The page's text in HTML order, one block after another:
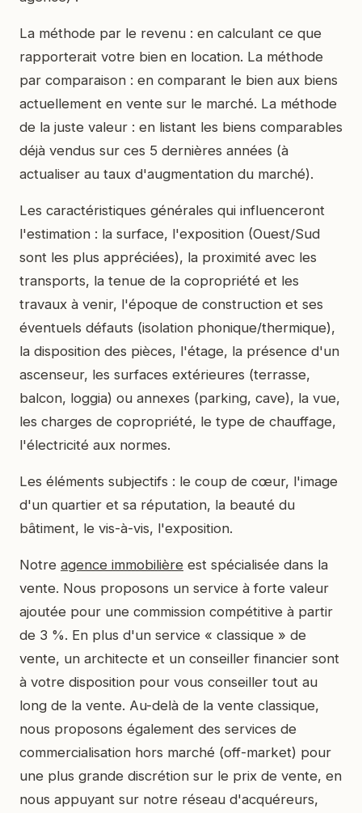
La méthode par le revenu : en calculant ce que
rapporterait votre bien en location. La méthode
par comparaison : en comparant le bien aux biens
actuellement en vente sur le marché. La méthode
de la juste valeur : en listant les biens comparables
déjà vendus sur ces 5 dernières années (à
actualiser au taux d'augmentation du marché).
Les caractéristiques générales qui influenceront
l'estimation : la surface, l'exposition (Ouest/Sud
sont les plus appréciées), la proximité avec les
transports, la tenue de la copropriété et les
travaux à venir, l'époque de construction et ses
éventuels défauts (isolation phonique/thermique),
la disposition des pièces, l'étage, la présence d'un
ascenseur, les surfaces extérieures (terrasse,
balcon, loggia) ou annexes (parking, cave), la vue,
les charges de copropriété, le type de chauffage,
l'électricité aux normes.
Les éléments subjectifs : le coup de cœur, l'image
d'un quartier et sa réputation, la beauté du
bâtiment, le vis-à-vis, l'exposition.
Notre agence immobilière est spécialisée dans la
vente. Nous proposons un service à forte valeur
ajoutée pour une commission compétitive à partir
de 3 %. En plus d'un service « classique » de
vente, un architecte et un conseiller financier sont
à votre disposition pour vous conseiller tout au
long de la vente. Au-delà de la vente classique,
nous proposons également des services de
commercialisation hors marché (off-market) pour
une plus grande discrétion sur le prix de vente, en
nous appuyant sur notre réseau d'acquéreurs,